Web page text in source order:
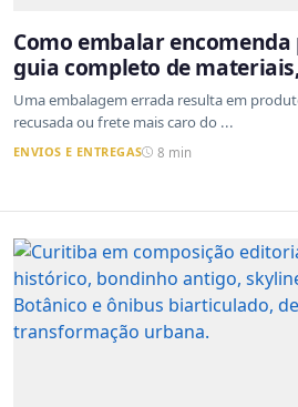
Como embalar encomenda
guia completo de
proteção
Uma embalagem errada resulta em
recusada ou frete mais caro do ...
ENVIOS E ENTREGAS 8 min